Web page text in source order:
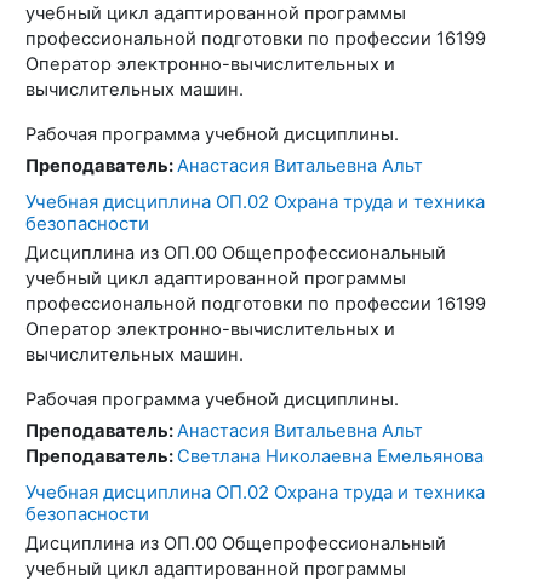
учебный цикл адаптированной программы
профессиональной подготовки по профессии 16199
Оператор электронно-вычислительных и
вычислительных машин.
Рабочая программа учебной дисциплины.
Преподаватель:Анастасия Витальевна Альт
Учебная дисциплина ОП.02 Охрана труда и техника
безопасности
Дисциплина из ОП.00 Общепрофессиональный
учебный цикл адаптированной программы
профессиональной подготовки по профессии 16199
Оператор электронно-вычислительных и
вычислительных машин.
Рабочая программа учебной дисциплины.
Преподаватель:Анастасия Витальевна Альт
Преподаватель:Светлана Николаевна Емельянова
Учебная дисциплина ОП.02 Охрана труда и техника
безопасности
Дисциплина из ОП.00 Общепрофессиональный
учебный цикл адаптированной программы